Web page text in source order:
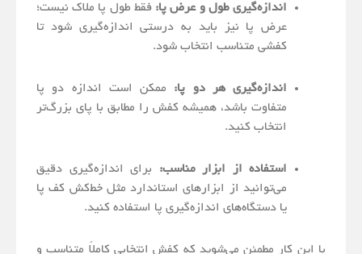
اندازه‌گیری طول و عرض پا: فقط طول پا ملاک نیست؛
عرض پا نیز باید به درستی اندازه‌گیری شود تا
کفشی متناسب انتخاب شود.
اندازه‌گیری هر دو پا: ممکن است اندازه دو پا
متفاوت باشد، همیشه کفش را مطابق با پای بزرگ‌تر
انتخاب کنید.
استفاده از ابزار مناسب: برای اندازه‌گیری دقیق
می‌توانید از ابزارهای استاندارد مثل خط‌کش کف پا
یا دستگاه‌های اندازه‌گیری پا استفاده کنید.
با این کار مطمئن می‌شوید که کفش انتخابی کاملاً متناسب و